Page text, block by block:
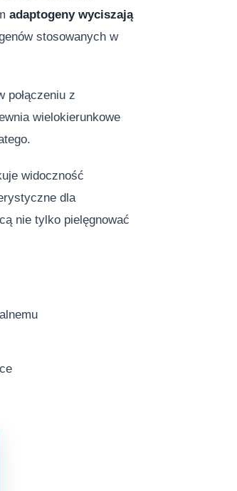
adaptogeny wyciszają
stosowanych w
połączeniu z
wielokierunkowe
widoczność
dla
nie tylko pielęgnować